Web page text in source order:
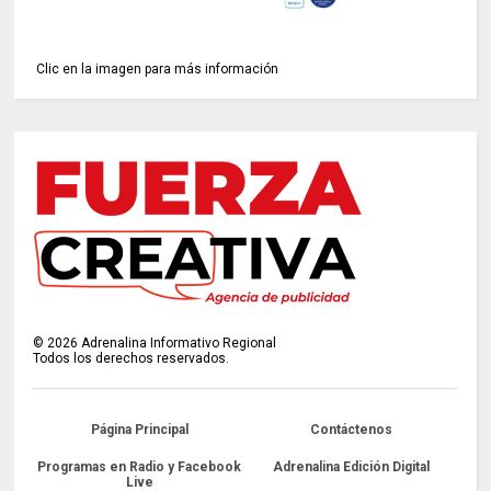
Clic en la imagen para más información
© 2026 Adrenalina Informativo Regional
Todos los derechos reservados.
Página Principal Contáctenos
Programas en Radio y Facebook
Live
Adrenalina Edición Digital